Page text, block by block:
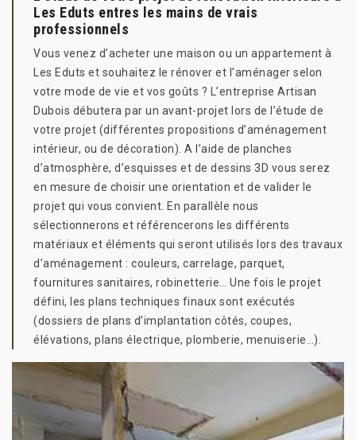
Les Eduts entres les mains de vrais
professionnels
Vous venez d’acheter une maison ou un appartement à
Les Eduts et souhaitez le rénover et l’aménager selon
votre mode de vie et vos goûts ? L’entreprise Artisan
Dubois débutera par un avant-projet lors de l’étude de
votre projet (différentes propositions d’aménagement
intérieur, ou de décoration). A l’aide de planches
d’atmosphère, d’esquisses et de dessins 3D vous serez
en mesure de choisir une orientation et de valider le
projet qui vous convient. En parallèle nous
sélectionnerons et référencerons les différents
matériaux et éléments qui seront utilisés lors des travaux
d’aménagement : couleurs, carrelage, parquet,
fournitures sanitaires, robinetterie… Une fois le projet
défini, les plans techniques finaux sont exécutés
(dossiers de plans d’implantation côtés, coupes,
élévations, plans électrique, plomberie, menuiserie…).